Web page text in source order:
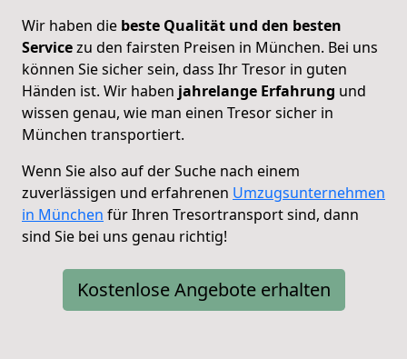
Wir haben die beste Qualität und den besten
Servicezu den fairsten Preisen in München. Bei uns
können Sie sicher sein, dass Ihr Tresor in guten
Händen ist. Wir haben jahrelange Erfahrung und
wissen genau, wie man einen Tresor sicher in
München transportiert.
Wenn Sie also auf der Suche nach einem
zuverlässigen und erfahrenen Umzugsunternehmen
in München für Ihren Tresortransport sind, dann
sind Sie bei uns genau richtig!
Kostenlose Angebote erhalten